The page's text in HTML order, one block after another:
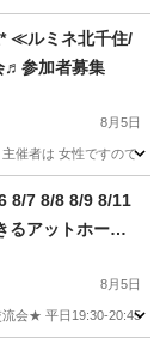
≪ルミネ北千住/
♬参加者募集
8月5日
催者は 女性ですので
人参加ほとん
8月5日
会★ 平日19:30-20:45